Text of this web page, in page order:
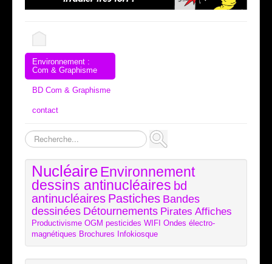
Environnement :
Com & Graphisme
BD Com & Graphisme
contact
Rechercher
NucléaireEnvironnement
dessins antinucléaires bd
antinucléaires Pastiches Bandes
dessinées Détournements Pirates Affiches
Productivisme OGM pesticides WIFI Ondes électro-
magnétiques Brochures Infokiosque